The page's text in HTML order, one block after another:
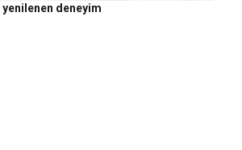
deneyim